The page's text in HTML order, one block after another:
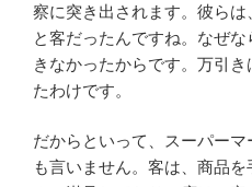
察に突き出されます。彼ら
と客だったんですね。なぜ
きなかったからです。万引
たわけです。
だからといって、スーパー
も言いません。客は、商品